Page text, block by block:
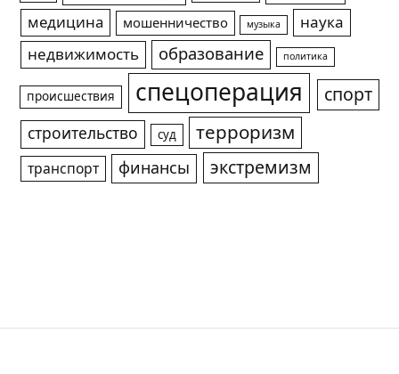
медицина
мошенничество музыка
наука
недвижимость
образование политика
происшествия спецоперация спорт
строительство суд терроризм
транспорт финансы экстремизм